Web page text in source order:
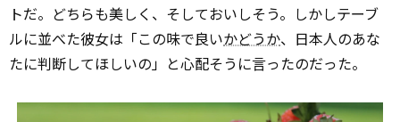
トだ。どちらも美しく、そしておいしそう。しかしテーブ
ルに並べた彼女は「この味で良いかどうか、日本人のあな
たに判断してほしいの」と心配そうに言ったのだった。